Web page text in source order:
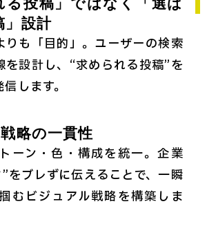
る投稿」ではなく「選ば
」設計
りも「目的」。ユーザーの検索
を設計し、“求められる投稿”を
します。
略の一貫性
ーン・色・構成を統一。企業
をブレずに伝えることで、一瞬
むビジュアル戦略を構築しま